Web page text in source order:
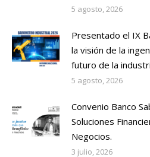
5 agosto, 2026
Presentado el IX
la visión de la
futuro de la
5 agosto, 2026
Convenio Banco
Soluciones
Negocios.
3 julio, 2026